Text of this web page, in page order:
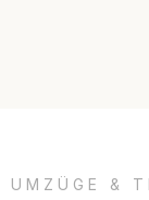
UMZÜGE &